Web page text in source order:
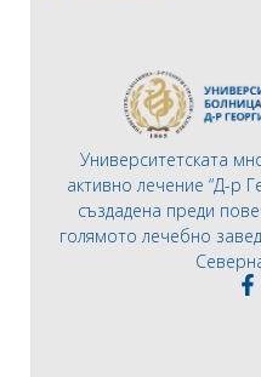
Университетската
активно лечение “Д-р
създадена преди
голямото лечебно